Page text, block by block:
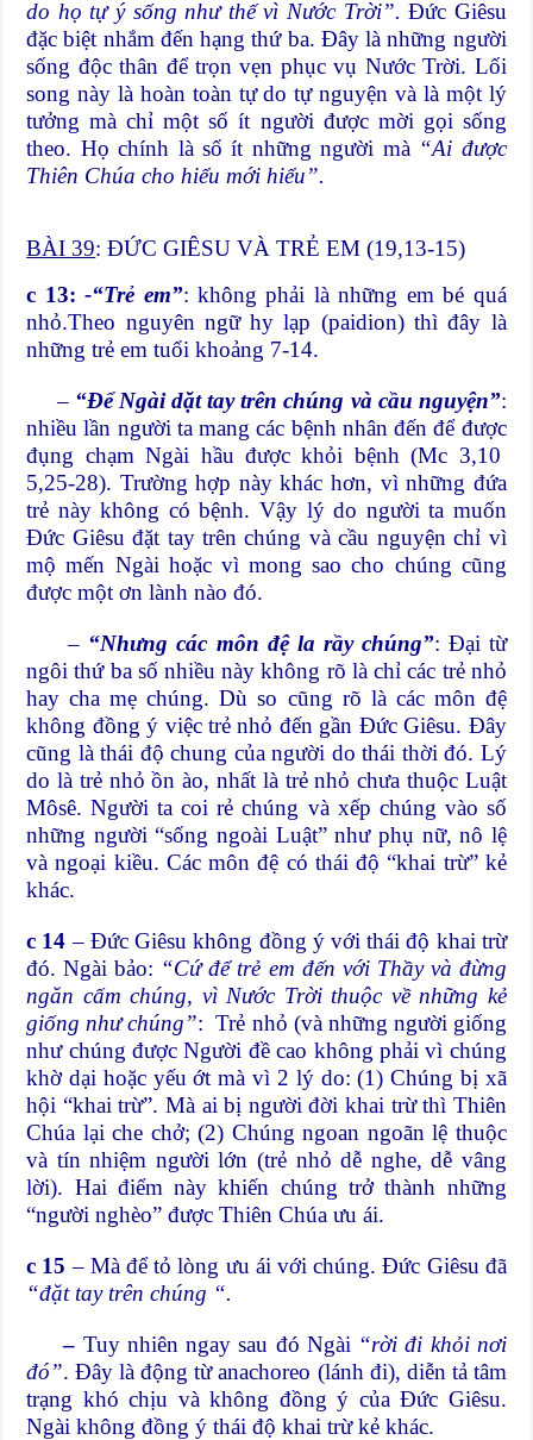
do họ tự ý sống như thế vì Nước Trời”. Đức Giêsu
đặc biệt nhắm đến hạng thứ ba. Đây là những người
sống độc thân để trọn vẹn phục vụ Nước Trời. Lối
song này là hoàn toàn tự do tự nguyện và là một lý
tưởng mà chỉ một số ít người được mời gọi sống
theo. Họ chính là số ít những người mà“Ai được
Thiên Chúa cho hiểu mới hiểu”.
BÀI 39: ĐỨC GIÊSU VÀ TRẺ EM (19,13-15)
c 13:-“Trẻ em”: không phải là những em bé quá
nhỏ.Theo nguyên ngữ hy lạp (paidion) thì đây là
những trẻ em tuổi khoảng 7-14.
– “Để Ngài dặt tay trên chúng và cầu nguyện”:
nhiều lần người ta mang các bệnh nhân đến để được
đụng chạm Ngài hầu được khỏi bệnh (Mc 3,10
5,25-28). Trường hợp này khác hơn, vì những đứa
trẻ này không có bệnh. Vậy lý do người ta muốn
Đức Giêsu đặt tay trên chúng và cầu nguyện chỉ vì
mộ mến Ngài hoặc vì mong sao cho chúng cũng
được một ơn lành nào đó.
– “Nhưng các môn đệ la rầy chúng”: Đại từ
ngôi thứ ba số nhiều này không rõ là chỉ các trẻ nhỏ
hay cha mẹ chúng. Dù so cũng rõ là các môn đệ
không đồng ý việc trẻ nhỏ đến gần Đức Giêsu. Đây
cũng là thái độ chung của người do thái thời đó. Lý
do là trẻ nhỏ ồn ào, nhất là trẻ nhỏ chưa thuộc Luật
Môsê. Người ta coi rẻ chúng và xếp chúng vào số
những người “sống ngoài Luật” như phụ nữ, nô lệ
và ngoại kiều. Các môn đệ có thái độ “khai trừ” kẻ
khác.
c 14 – Đức Giêsu không đồng ý với thái độ khai trừ
đó. Ngài bảo: “Cứ để trẻ em đến với Thầy và đừng
ngăn cấm chúng, vì Nước Trời thuộc về những kẻ
giống như chúng”: Trẻ nhỏ (và những người giống
như chúng được Người đề cao không phải vì chúng
khờ dại hoặc yếu ớt mà vì 2 lý do: (1) Chúng bị xã
hội “khai trừ”. Mà ai bị người đời khai trừ thì Thiên
Chúa lại che chở; (2) Chúng ngoan ngoãn lệ thuộc
và tín nhiệm người lớn (trẻ nhỏ dễ nghe, dễ vâng
lời). Hai điểm này khiến chúng trở thành những
“người nghèo” được Thiên Chúa ưu ái.
c 15 – Mà để tỏ lòng ưu ái với chúng. Đức Giêsu đã
“đặt tay trên chúng “.
– Tuy nhiên ngay sau đó Ngài “rời đi khỏi nơi
đó”. Đây là động từ anachoreo (lánh đi), diễn tả tâm
trạng khó chịu và không đồng ý của Đức Giêsu.
Ngài không đồng ý thái độ khai trừ kẻ khác.